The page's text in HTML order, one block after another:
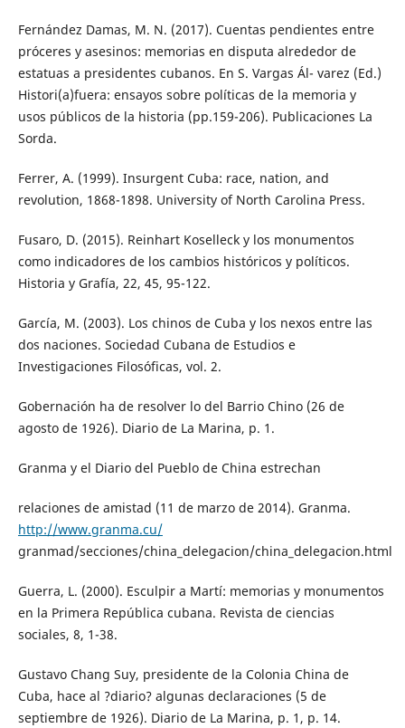
Fernández Damas, M. N. (2017). Cuentas pendientes entre
próceres y asesinos: memorias en disputa alrededor de
estatuas a presidentes cubanos. En S. Vargas Ál- varez (Ed.)
Histori(a)fuera: ensayos sobre políticas de la memoria y
usos públicos de la historia (pp.159-206). Publicaciones La
Sorda.
Ferrer, A. (1999). Insurgent Cuba: race, nation, and
revolution, 1868-1898. University of North Carolina Press.
Fusaro, D. (2015). Reinhart Koselleck y los monumentos
como indicadores de los cambios históricos y políticos.
Historia y Grafía, 22, 45, 95-122.
García, M. (2003). Los chinos de Cuba y los nexos entre las
dos naciones. Sociedad Cubana de Estudios e
Investigaciones Filosóficas, vol. 2.
Gobernación ha de resolver lo del Barrio Chino (26 de
agosto de 1926). Diario de La Marina, p. 1.
Granma y el Diario del Pueblo de China estrechan
relaciones de amistad (11 de marzo de 2014). Granma.
http://www.granma.cu/
granmad/secciones/china_delegacion/china_delegacion.html
Guerra, L. (2000). Esculpir a Martí: memorias y monumentos
en la Primera República cubana. Revista de ciencias
sociales, 8, 1-38.
Gustavo Chang Suy, presidente de la Colonia China de
Cuba, hace al ?diario? algunas declaraciones (5 de
septiembre de 1926). Diario de La Marina, p. 1, p. 14.